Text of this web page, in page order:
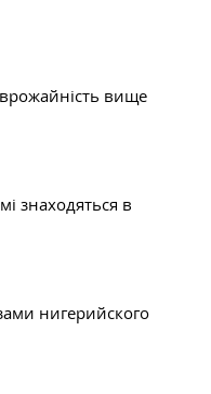
вище
знаходяться в
нигерийского